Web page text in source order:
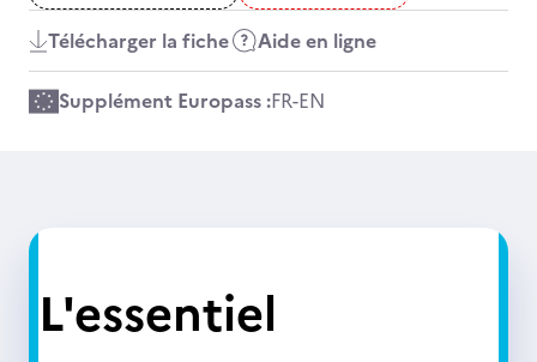
Télécharger la fiche Aide en ligne
Supplément Europass :FR-EN
L'essentiel